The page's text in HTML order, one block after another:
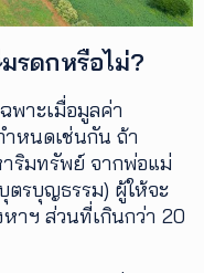
รดกหรือไม่?
พาะเมื่อมูลค่า
หนดเช่นกัน ถ้า
ริมทรัพย์ จากพ่อแม่
รบุญธรรม) ผู้ให้จะ
าฯ ส่วนที่เกินกว่า 20